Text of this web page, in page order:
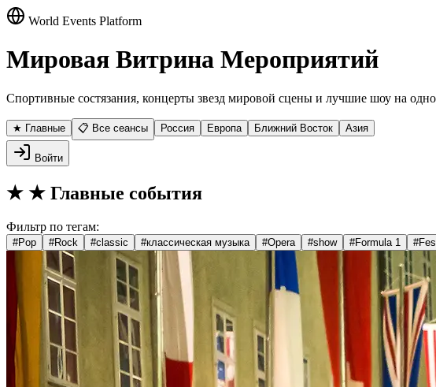
World Events Platform
Мировая Витрина Мероприятий
Спортивные состязания, концерты звезд мировой сцены и лучшие шоу на
★ Главные 📋 Все сеансы Россия Европа Ближний Восток Азия
Войти
★ ★ Главные события
Фильтр по тегам:
#Pop #Rock #classic #классическая музыка #Opera #show #Formula 1 #